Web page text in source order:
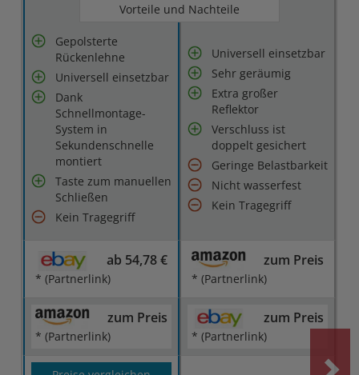
Vorteile und Nachteile
Gepolsterte
Rückenlehne
Universell einsetzbar
Dank
Schnellmontage-
System in
Sekundenschnelle
montiert
Taste zum manuellen
Schließen
Kein Tragegriff
Universell einsetzbar
Sehr geräumig
Extra großer
Reflektor
Verschluss ist
doppelt gesichert
Geringe Belastbarkeit
Nicht wasserfest
Kein Tragegriff
ab 54,78 €
* (Partnerlink)
zum Preis
* (Partnerlink)
zum Preis
* (Partnerlink)
zum Preis
* (Partnerlink)